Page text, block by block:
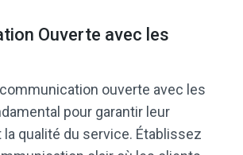
Ouverte avec les
ouverte avec les
pour garantir leur
qualité du service. Établissez